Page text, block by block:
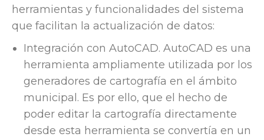
herramientas y funcionalidades del sistema
que facilitan la actualización de datos:
Integración con AutoCAD. AutoCAD es una
herramienta ampliamente utilizada por los
generadores de cartografía en el ámbito
municipal. Es por ello, que el hecho de
poder editar la cartografía directamente
desde esta herramienta se convertía en un